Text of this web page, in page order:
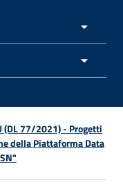
(DL 77/2021) - Progetti
della Piattaforma Data